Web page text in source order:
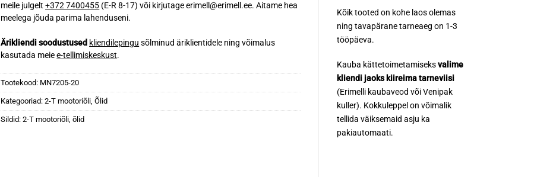
Kõik tooted on kohe laos olemas
ning tavapärane tarneaeg on 1-3
tööpäeva.
Kauba kättetoimetamiseksvalime
kliendi jaoks kiireima tarneviisi
(Erimelli kaubaveod või Venipak
kuller). Kokkuleppel on võimalik
tellida väiksemaid asju ka
pakiautomaati.
meile julgelt+372 7400455 (E-R 8-17) või kirjutage erimell@erimell.ee. Aitame hea
meelega jõuda parima lahenduseni.
Ärikliendi soodustused kliendilepingu sõlminud äriklientidele ning võimalus
kasutada meiee-tellimiskeskust.
Tootekood: MN7205-20
Kategooriad:2-T mootoriõli,Õlid
Sildid:2-T mootoriõli,õlid